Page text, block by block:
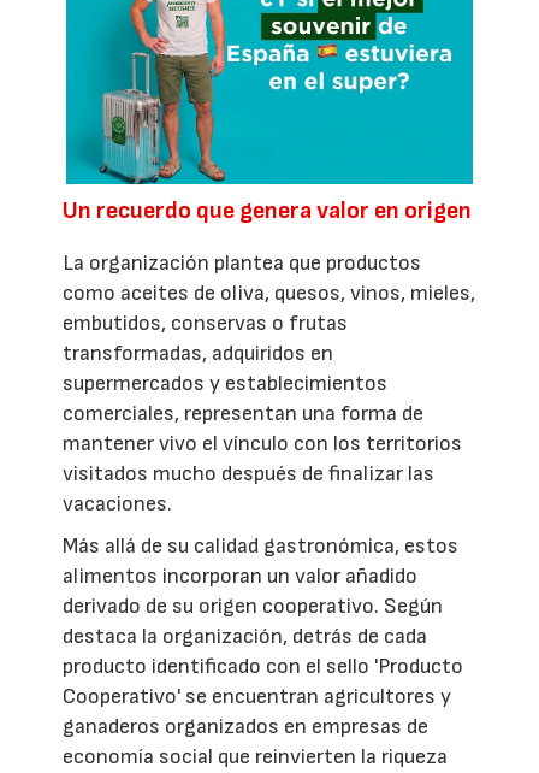
Un recuerdo que genera valor en origen
La organización plantea que productos
como aceites de oliva, quesos, vinos, mieles,
embutidos, conservas o frutas
transformadas, adquiridos en
supermercados y establecimientos
comerciales, representan una forma de
mantener vivo el vínculo con los territorios
visitados mucho después de finalizar las
vacaciones.
Más allá de su calidad gastronómica, estos
alimentos incorporan un valor añadido
derivado de su origen cooperativo. Según
destaca la organización, detrás de cada
producto identificado con el sello 'Producto
Cooperativo' se encuentran agricultores y
ganaderos organizados en empresas de
economía social que reinvierten la riqueza